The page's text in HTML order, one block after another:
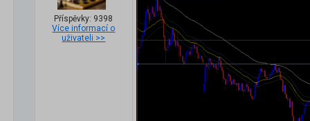
Příspěvky: 9398
Více informací o
uživateli >>